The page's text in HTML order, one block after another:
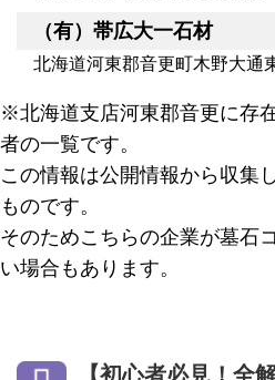
（有）帯広大一石材
北海道河東郡音更町木野大通
※北海道支店河東郡音更に存
者の一覧です。
この情報は公開情報から収集
ものです。
そのためこちらの企業が墓石
い場合もあります。
【初心者必見！全